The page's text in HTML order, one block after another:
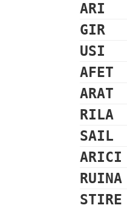
ARI
GIR
USI
AFET
ARAT
RILA
SAIL
ARICI
RUINA
STIRE